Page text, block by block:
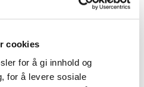
cookies
for å gi innhold og
for å levere sosiale